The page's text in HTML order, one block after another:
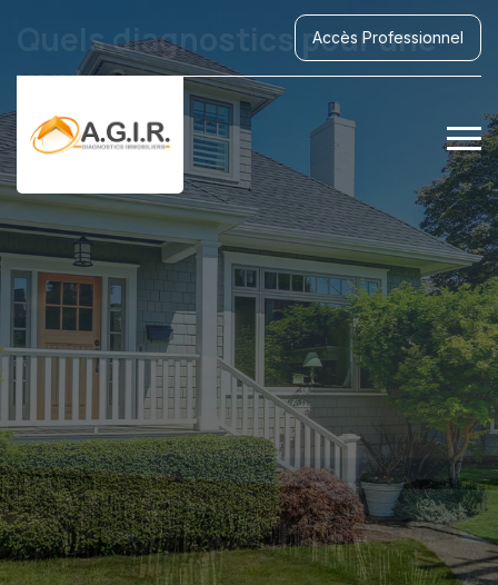
Accès Professionnel
Quels diagnostics pour une
vente ?
Obligations vente